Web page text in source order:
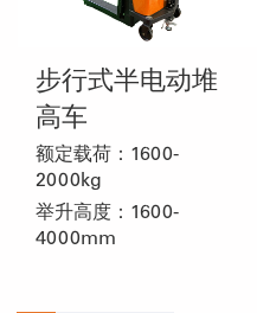
步行式半电动堆
高车
额定载荷：1600-
2000kg
举升高度：1600-
4000mm